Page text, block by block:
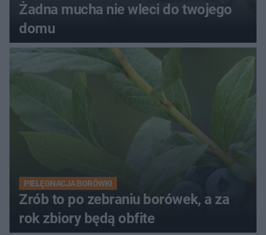
Żadna mucha nie wleci do twojego
domu
PIELĘGNACJA BORÓWKI
Zrób to po zebraniu borówek, a za
rok zbiory będą obfite